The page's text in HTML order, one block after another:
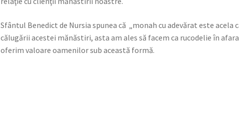
Sfântul Benedict de Nursia spunea că „monah cu adevărat este
călugării acestei mănăstiri, asta am ales să facem ca rucodelie în
oferim valoare oamenilor sub această formă.